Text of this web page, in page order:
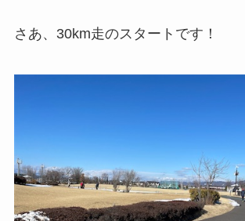
さあ、30km走のスタートです！